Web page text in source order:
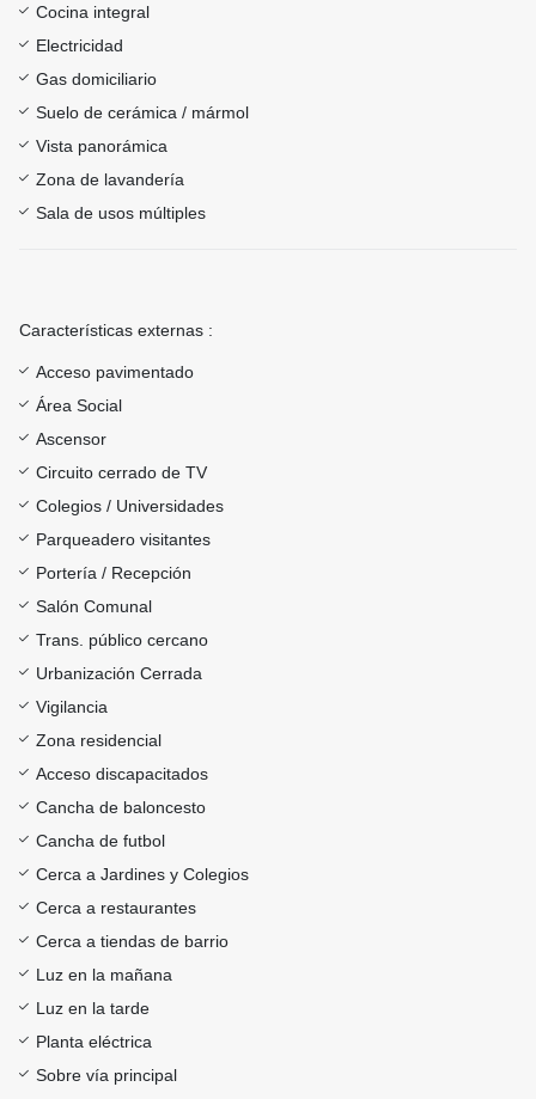
Cocina integral
Electricidad
Gas domiciliario
Suelo de cerámica / mármol
Vista panorámica
Zona de lavandería
Sala de usos múltiples
Características externas :
Acceso pavimentado
Área Social
Ascensor
Circuito cerrado de TV
Colegios / Universidades
Parqueadero visitantes
Portería / Recepción
Salón Comunal
Trans. público cercano
Urbanización Cerrada
Vigilancia
Zona residencial
Acceso discapacitados
Cancha de baloncesto
Cancha de futbol
Cerca a Jardines y Colegios
Cerca a restaurantes
Cerca a tiendas de barrio
Luz en la mañana
Luz en la tarde
Planta eléctrica
Sobre vía principal